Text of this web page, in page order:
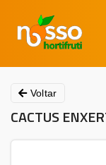
Voltar
CACTUS